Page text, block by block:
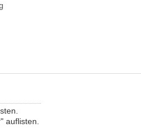
" auflisten.